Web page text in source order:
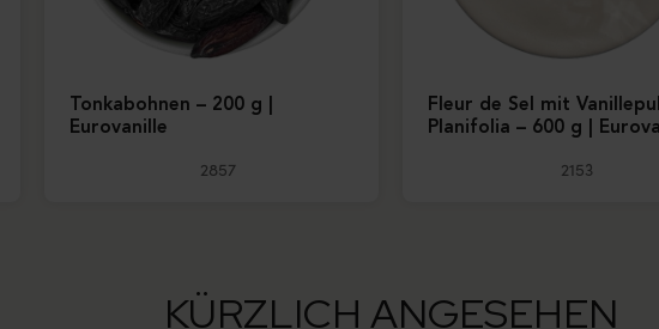
Tonkabohnen – 200 g |
Eurovanille
2857
Fleur de Sel mit
Planifolia – 600 g |
2153
KÜRZLICH ANGESEHEN